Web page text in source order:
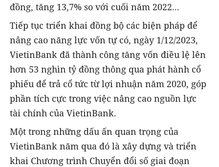
đồng, tăng 13,7% so với cuối năm 2022...
Tiếp tục triển khai đồng bộ các biện pháp để
nâng cao năng lực vốn tự có, ngày 1/12/2023,
VietinBank đã thành công tăng vốn điều lệ lên
hơn 53 nghìn tỷ đồng thông qua phát hành cổ
phiếu để trả cổ tức từ lợi nhuận năm 2020, góp
phần tích cực trong việc nâng cao nguồn lực
tài chính của VietinBank.
Một trong những dấu ấn quan trọng của
VietinBank năm qua đó là xây dựng và triển
khai Chương trình Chuyển đổi số giai đoạn